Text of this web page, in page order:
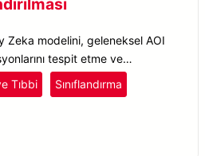
Zeka modelini, geleneksel AOI
tespit etme ve
durumlarda hücreleri tanımlamak
Tıbbi Sınıflandırma